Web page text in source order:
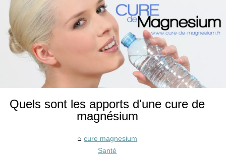
Quels sont les apports d'une cure de
magnésium
cure magnesium
Santé